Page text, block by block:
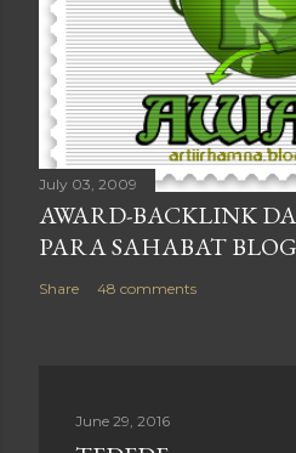
July 03, 2009
AWARD-BACKLINK
PARA SAHABAT
Share 48 comments
June 29, 2016